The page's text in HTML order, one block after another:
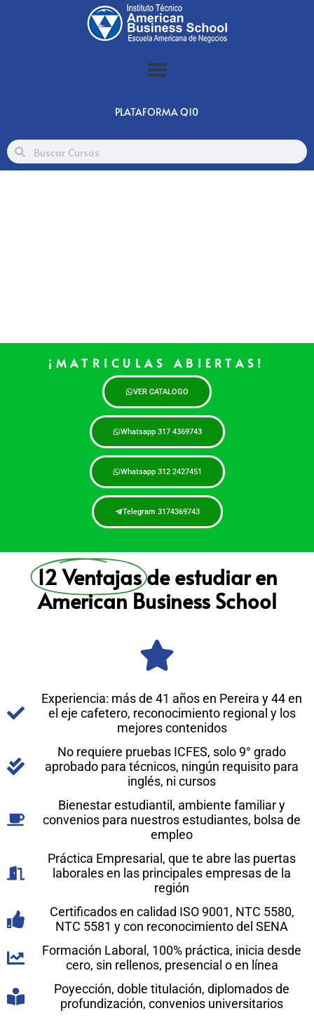
PLATAFORMA Q10
¡MATRICULAS ABIERTAS!
VER CATALOGO
Whatsapp 317 4369743
Whatsapp 312 2427451
Telegram 3174369743
12 Ventajasde estudiar en
American Business School
Experiencia: más de 41 años en Pereira y 44 en
el eje cafetero, reconocimiento regional y los
mejores contenidos
No requiere pruebas ICFES, solo 9° grado
aprobado para técnicos, ningún requisito para
inglés, ni cursos
Bienestar estudiantil, ambiente familiar y
convenios para nuestros estudiantes, bolsa de
empleo
Práctica Empresarial, que te abre las puertas
laborales en las principales empresas de la
región
Certificados en calidad ISO 9001, NTC 5580,
NTC 5581 y con reconocimiento del SENA
Formación Laboral, 100% práctica, inicia desde
cero, sin rellenos, presencial o en línea
Poyección, doble titulación, diplomados de
profundización, convenios universitarios